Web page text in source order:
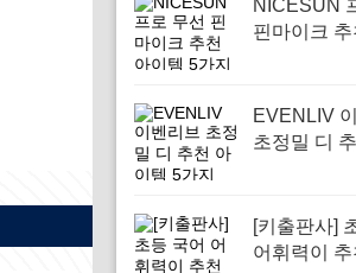
NICESUN
핀마이크
EVENLIV
초정밀 디
[키출판사]
어휘력이